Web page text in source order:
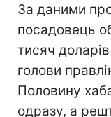
За даними
посадовець
тисяч
голови
Половину
одразу, а